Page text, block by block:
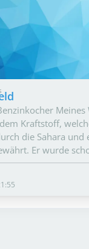
Kraftstoff,
die Sahara
Er wurde